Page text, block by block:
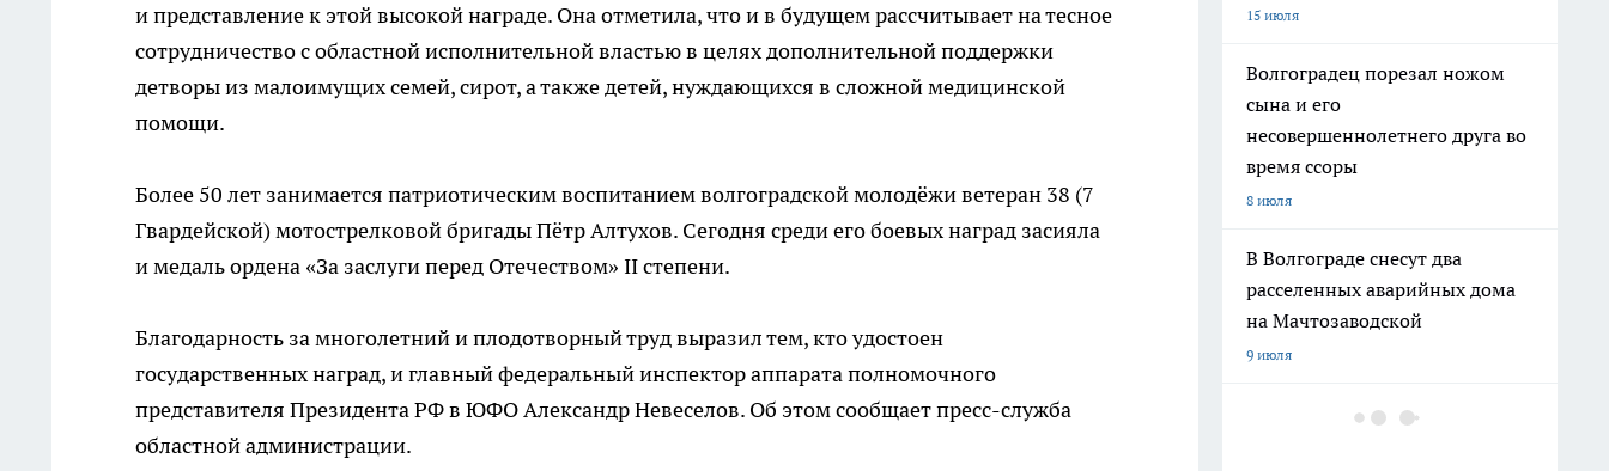
и представление к этой высокой награде. Она отметила, что и в будущем рассчитывает на тесное
сотрудничество с областной исполнительной властью в целях дополнительной поддержки
детворы из малоимущих семей, сирот, а также детей, нуждающихся в сложной медицинской
помощи.
Более 50 лет занимается патриотическим воспитанием волгоградской молодёжи ветеран 38 (7
Гвардейской) мотострелковой бригады Пётр Алтухов. Сегодня среди его боевых наград засияла
и медаль ордена «За заслуги перед Отечеством» II степени.
Благодарность за многолетний и плодотворный труд выразил тем, кто удостоен
государственных наград, и главный федеральный инспектор аппарата полномочного
представителя Президента РФ в ЮФО Александр Невеселов. Об этом сообщает пресс-служба
областной администрации.
15 июля
Волгоградец порезал ножом
сына и его
несовершеннолетнего друга во
время ссоры
8 июля
В Волгограде снесут два
расселенных аварийных дома
на Мачтозаводской
9 июля
На Привокзальной площади